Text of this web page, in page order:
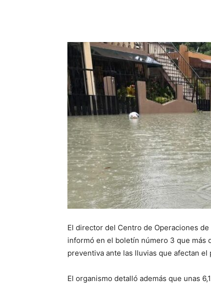
El director del Centro de Operaciones
informó en el boletín número 3 que más
preventiva ante las lluvias que afectan el
El organismo detalló además que unas